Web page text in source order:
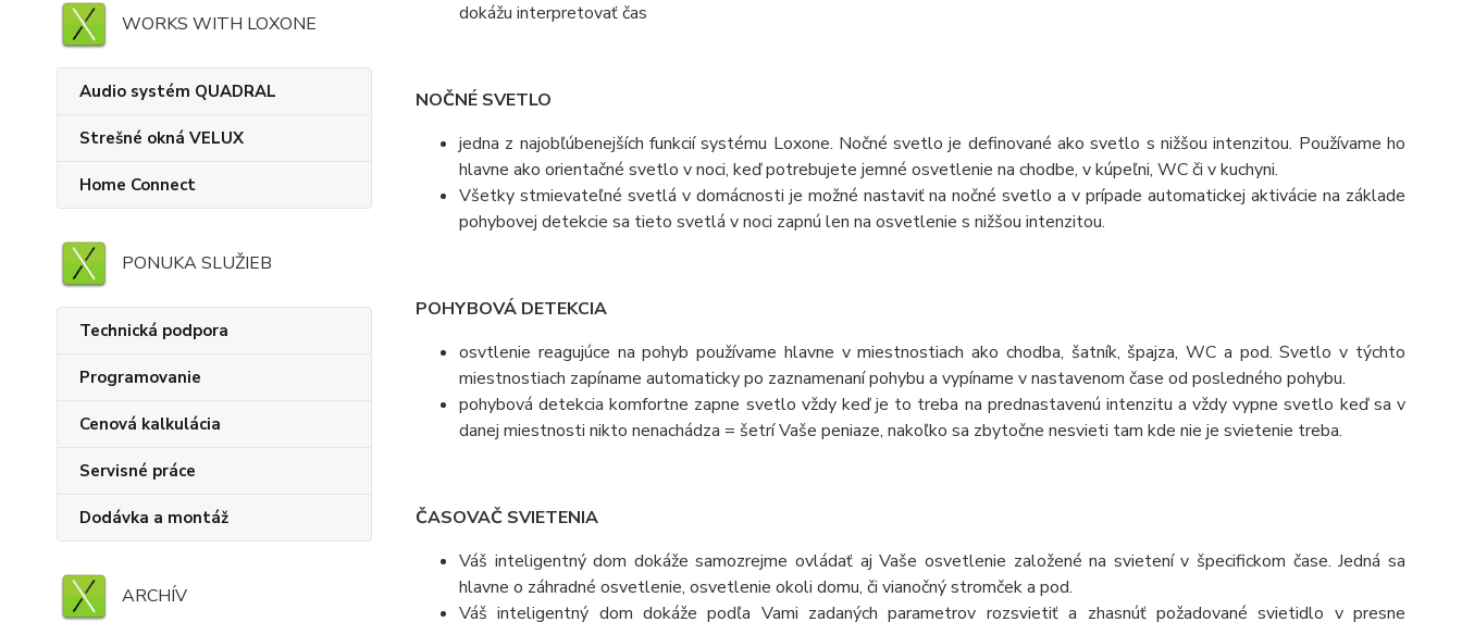
WORKS WITH LOXONE
Audio systém QUADRAL
Strešné okná VELUX
Home Connect
PONUKA SLUŽIEB
Technická podpora
Programovanie
Cenová kalkulácia
Servisné práce
Dodávka a montáž
ARCHÍV
dokážu interpretovať čas
NOČNÉ SVETLO
jedna z najobľúbenejších funkcií systému Loxone. Nočné svetlo je definované ako svetlo s nižšou intenzitou. Používame ho
hlavne ako orientačné svetlo v noci, keď potrebujete jemné osvetlenie na chodbe, v kúpeľni, WC či v kuchyni.
Všetky stmievateľné svetlá v domácnosti je možné nastaviť na nočné svetlo a v prípade automatickej aktivácie na základe
pohybovej detekcie sa tieto svetlá v noci zapnú len na osvetlenie s nižšou intenzitou.
POHYBOVÁ DETEKCIA
osvtlenie reagujúce na pohyb používame hlavne v miestnostiach ako chodba, šatník, špajza, WC a pod. Svetlo v týchto
miestnostiach zapíname automaticky po zaznamenaní pohybu a vypíname v nastavenom čase od posledného pohybu.
pohybová detekcia komfortne zapne svetlo vždy keď je to treba na prednastavenú intenzitu a vždy vypne svetlo keď sa v
danej miestnosti nikto nenachádza = šetrí Vaše peniaze, nakoľko sa zbytočne nesvieti tam kde nie je svietenie treba.
ČASOVAČ SVIETENIA
Váš inteligentný dom dokáže samozrejme ovládať aj Vaše osvetlenie založené na svietení v špecifickom čase. Jedná sa
hlavne o záhradné osvetlenie, osvetlenie okoli domu, či vianočný stromček a pod.
Váš inteligentný dom dokáže podľa Vami zadaných parametrov rozsvietiť a zhasnúť požadované svietidlo v presne